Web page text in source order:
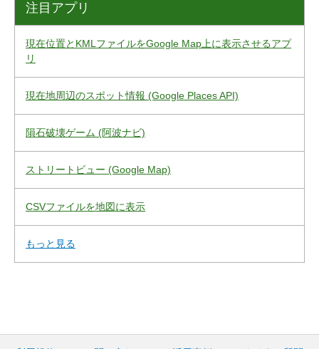
注目アプリ
現在位置とKMLファイルをGoogle Map上に表示させるアプ
リ
現在地周辺のスポット情報 (Google Places API)
隕石破壊ゲーム (阿波ナビ)
ストリートビュー (Google Map)
CSVファイルを地図に表示
もっと見る